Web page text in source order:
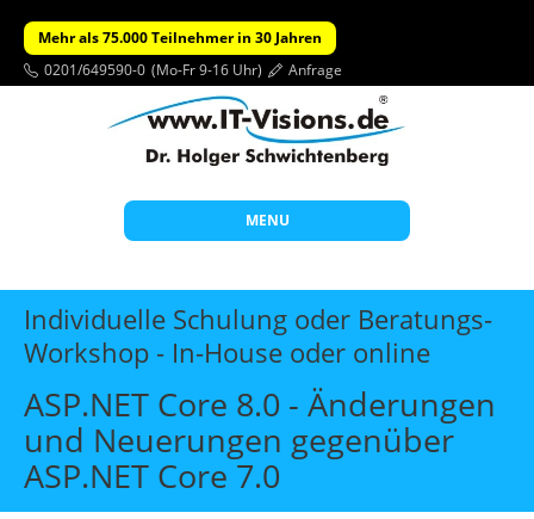
Mehr als 75.000 Teilnehmer in 30 Jahren
0201/649590-0 (Mo-Fr 9-16 Uhr) Anfrage
MENU
Start
Themen
Individuelle Schulungen
Offene Seminare
Wissen
Individuelle Schulung oder Beratungs-
Workshop - In-House oder online
ASP.NET Core 8.0 - Änderungen
und Neuerungen gegenüber
ASP.NET Core 7.0